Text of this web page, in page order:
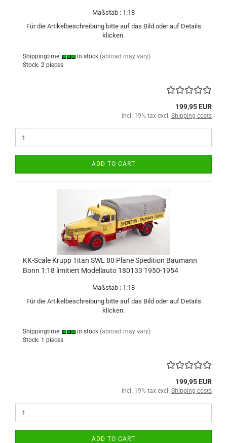
Maßstab : 1:18
Für die Artikelbeschreibung bitte auf das Bild oder auf Details
klicken.
Shippingtime: in stock (abroad may vary)
Stock: 2 pieces
199,95 EUR
incl. 19% tax excl. Shipping costs
ADD TO CART
KK-Scale Krupp Titan SWL 80 Plane Spedition Baumann
Bonn 1:18 limitiert Modellauto 180133 1950-1954
Maßstab : 1:18
Für die Artikelbeschreibung bitte auf das Bild oder auf Details
klicken.
Shippingtime: in stock (abroad may vary)
Stock: 1 pieces
199,95 EUR
incl. 19% tax excl. Shipping costs
ADD TO CART